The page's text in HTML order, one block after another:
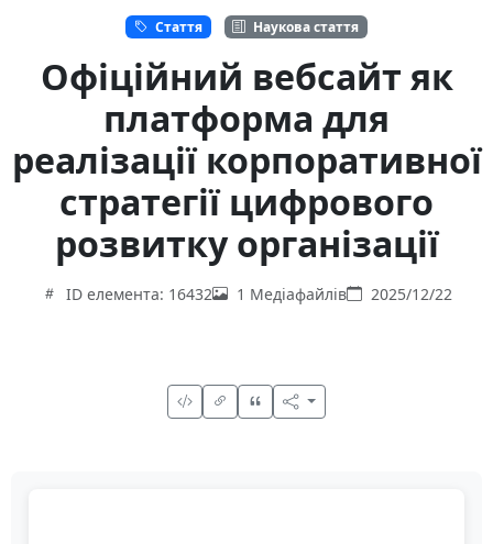
Стаття Наукова стаття
Офіційний вебсайт як
платформа для
реалізації корпоративної
стратегії цифрового
розвитку організації
ID елемента: 16432 1 Медіафайлів 2025/12/22